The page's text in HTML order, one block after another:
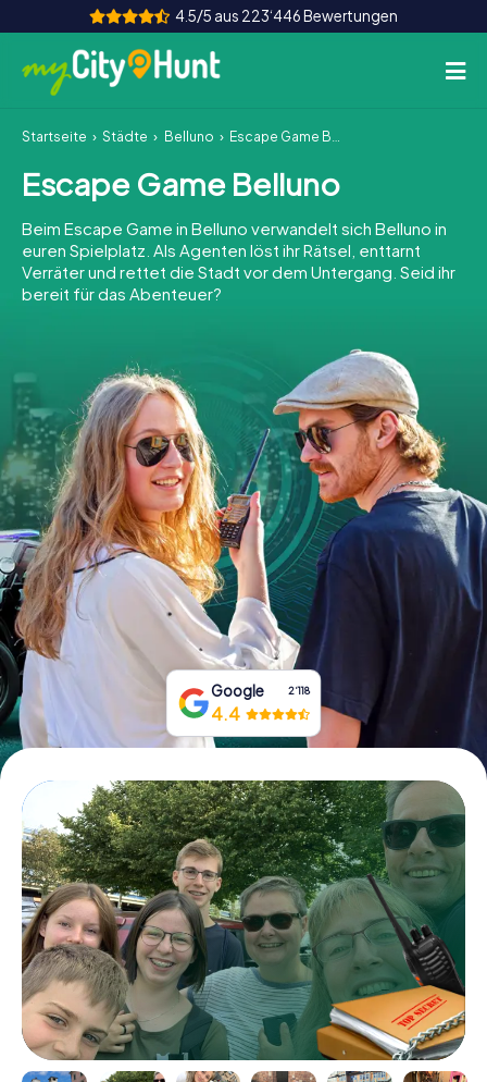
4.5/5 aus 223‘446 Bewertungen
So funktioniert's
Städte
Touren
Teamevent
INT AT CH
DE
ES
FR UK
IE
IT
NL
Tickets buchen
Gutscheine bestellen
Startseite Städte Belluno Escape Game Belluno
Escape Game Belluno
Beim Escape Game in Belluno verwandelt sich Belluno in
euren Spielplatz. Als Agenten löst ihr Rätsel, enttarnt
Verräter und rettet die Stadt vor dem Untergang. Seid ihr
bereit für das Abenteuer?
Google 2‘118
4.4